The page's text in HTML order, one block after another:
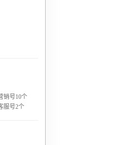
销号10个
服号2个